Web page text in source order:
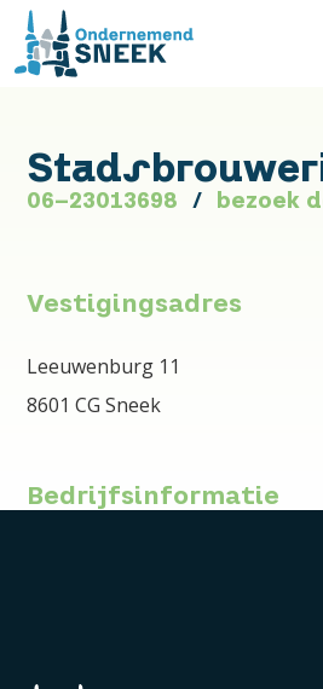
06-23013698 bezoek
Vestigingsadres
Leeuwenburg 11
8601 CG Sneek
Bedrijfsinformatie